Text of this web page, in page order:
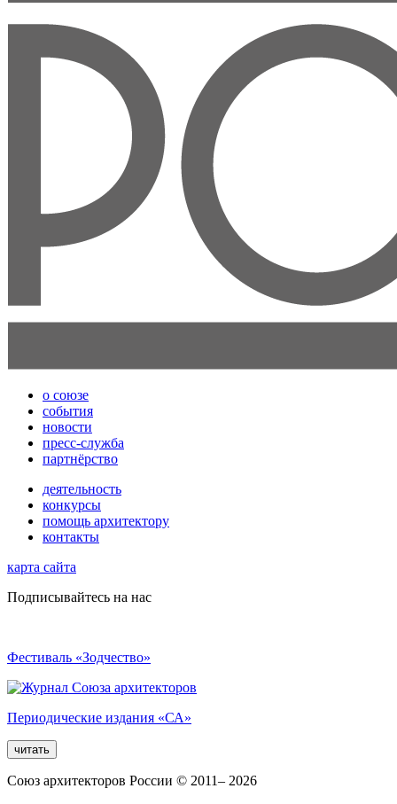
о союзе
события
новости
пресс-служба
партнёрство
деятельность
конкурсы
помощь архитектору
контакты
карта сайта
Подписывайтесь на нас
Фестиваль «Зодчество»
Периодические издания «СА»
читать
Союз архитекторов России © 2011– 2026